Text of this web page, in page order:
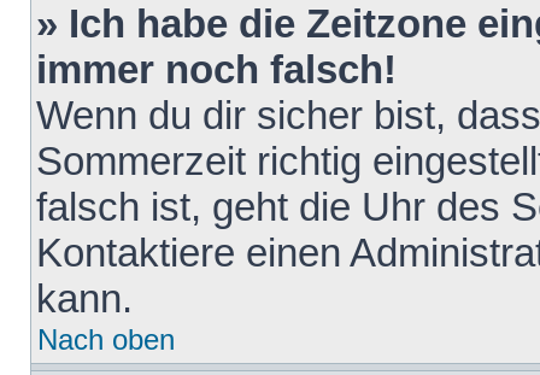
» Ich habe die Zeitzone
immer noch falsch!
Wenn du dir sicher bist,
Sommerzeit richtig
falsch ist, geht die Uhr des
Kontaktiere einen
kann.
Nach oben